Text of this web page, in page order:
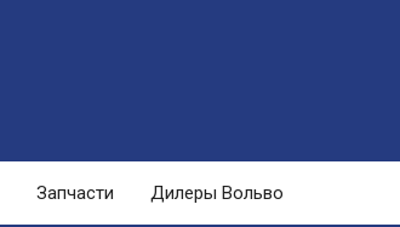
Запчасти Дилеры Вольво